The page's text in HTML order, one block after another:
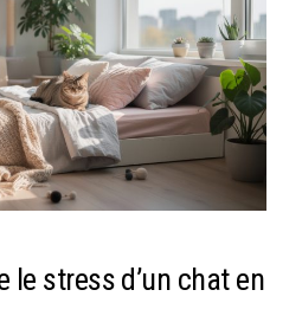
le stress d’un chat en